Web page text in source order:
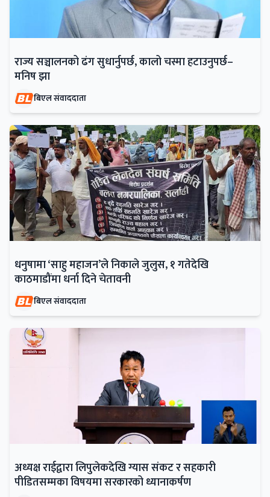
राज्य सञ्चालनको ढंग सुधार्नुपर्छ, कालो चस्मा हटाउनुपर्छ–
मनिष झा
बिएल संवाददाता
धनुषामा ‘साहु महाजन’ले निकाले जुलुस, १ गतेदेखि
काठमाडौंमा धर्ना दिने चेतावनी
बिएल संवाददाता
अध्यक्ष राईद्वारा लिपुलेकदेखि ग्यास संकट र सहकारी
पीडितसम्मका विषयमा सरकारको ध्यानाकर्षण